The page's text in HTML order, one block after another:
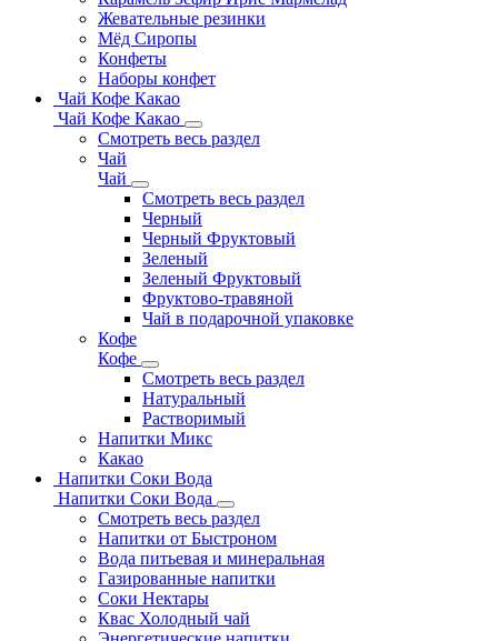
Жевательные резинки
Мёд Сиропы
Конфеты
Наборы конфет
Чай Кофе Какао
Чай Кофе Какао
Смотреть весь раздел
Чай
Чай
Смотреть весь раздел
Черный
Черный Фруктовый
Зеленый
Зеленый Фруктовый
Фруктово-травяной
Чай в подарочной упаковке
Кофе
Кофе
Смотреть весь раздел
Натуральный
Растворимый
Напитки Микс
Какао
Напитки Соки Вода
Напитки Соки Вода
Смотреть весь раздел
Напитки от Быстроном
Вода питьевая и минеральная
Газированные напитки
Соки Нектары
Квас Холодный чай